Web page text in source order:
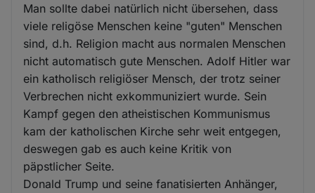
Man sollte dabei natürlich nicht übersehen, dass
viele religöse Menschen keine "guten" Menschen
sind, d.h. Religion macht aus normalen Menschen
nicht automatisch gute Menschen. Adolf Hitler war
ein katholisch religiöser Mensch, der trotz seiner
Verbrechen nicht exkommuniziert wurde. Sein
Kampf gegen den atheistischen Kommunismus
kam der katholischen Kirche sehr weit entgegen,
deswegen gab es auch keine Kritik von
päpstlicher Seite.
Donald Trump und seine fanatisierten Anhänger,